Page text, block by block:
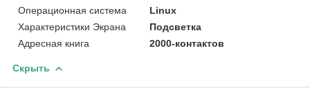
Операционная система
Linux
Характеристики Экрана
Подсветка
Адресная книга
2000-контактов
Скрыть